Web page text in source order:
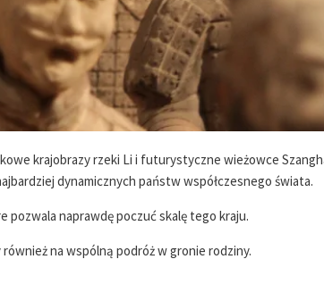
krajobrazy rzeki Li i futurystyczne wieżowce
dynamicznych państw współczesnego świata.
naprawdę poczuć skalę tego kraju.
na wspólną podróż w gronie rodziny.